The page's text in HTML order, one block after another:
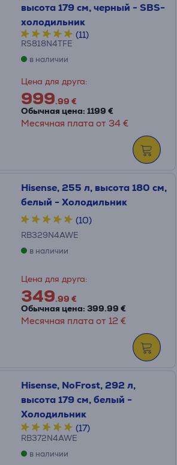
высота 179 см, черный - SBS-
холодильник
(11)
RS818N4TFE
в наличии
Цена для друга:
999.99 €
Обычная цена: 1199 €
Месячная плата от 34 €
Hisense, 255 л, высота 180 см,
белый - Холодильник
(10)
RB329N4AWE
в наличии
Цена для друга:
349.99 €
Обычная цена: 399.99 €
Месячная плата от 12 €
Hisense, NoFrost, 292 л,
высота 179 см, белый -
Холодильник
(17)
RB372N4AWE
в наличии